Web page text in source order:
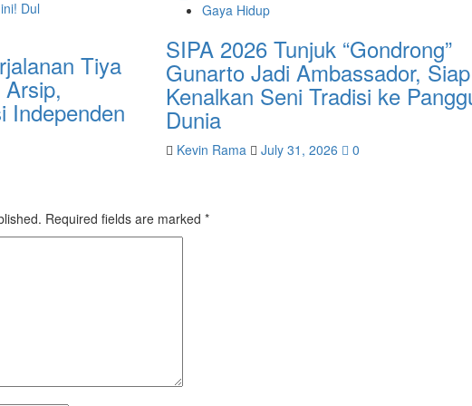
Tiya
Independen
Gaya Hidup
SIPA 2026 Tunjuk “Gondrong”
Gunarto Jadi Ambassador, Siap
Kenalkan Seni Tradisi ke
Dunia
Kevin Rama July 31, 2026 0
Required fields are marked *